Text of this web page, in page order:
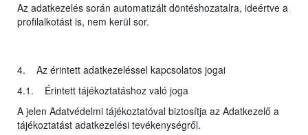
Az adatkezelés során automatizált döntéshozatalra, ideértve a
profilalkotást is, nem kerül sor.
4. Az érintett adatkezeléssel kapcsolatos jogai
4.1. Érintett tájékoztatáshoz való joga
A jelen Adatvédelmi tájékoztatóval biztosítja az Adatkezelő a
tájékoztatást adatkezelési tevékenységről.